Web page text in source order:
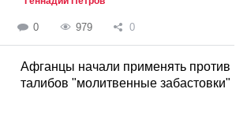
0 979 0
Афганцы начали применять против
талибов "молитвенные забастовки"